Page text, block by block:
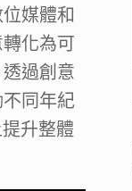
媒體和
化為可
過創意
同年紀
升整體